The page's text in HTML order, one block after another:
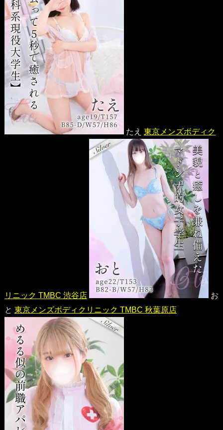
たえ 東京メンズボディク
リニック TMBC 渋谷店
お
と 東京メンズボディクリニック TMBC 秋葉原店